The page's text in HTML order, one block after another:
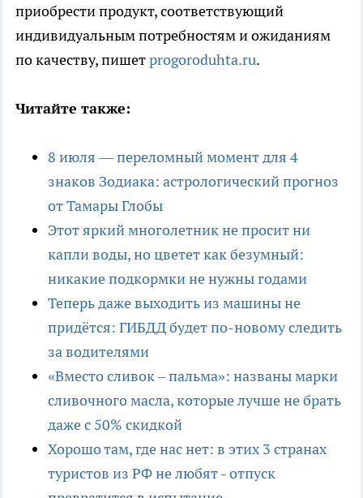
приобрести продукт, соответствующий
индивидуальным потребностям и ожиданиям
по качеству, пишетprogoroduhta.ru.
Читайте также:
8 июля — переломный момент для 4
знаков Зодиака: астрологический прогноз
от Тамары Глобы
Этот яркий многолетник не просит ни
капли воды, но цветет как безумный:
никакие подкормки не нужны годами
Теперь даже выходить из машины не
придётся: ГИБДД будет по-новому следить
за водителями
«Вместо сливок – пальма»: названы марки
сливочного масла, которые лучше не брать
даже с 50% скидкой
Хорошо там, где нас нет: в этих 3 странах
туристов из РФ не любят - отпуск